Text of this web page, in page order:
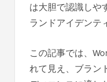
は大胆で認識しや
ランドアイデンテ
この記事では、
れて見え、ブラン